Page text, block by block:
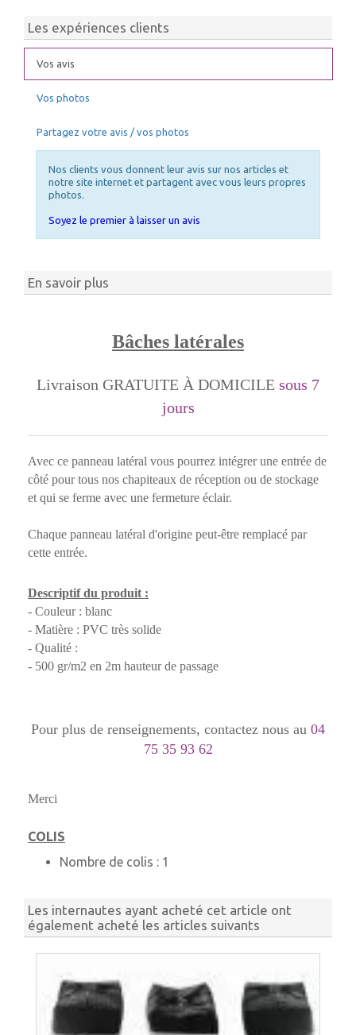
Les expériences clients
Vos avis
Vos photos
Partagez votre avis / vos photos
Nos clients vous donnent leur avis sur nos articles et
notre site internet et partagent avec vous leurs propres
photos.
Soyez le premier à laisser un avis
En savoir plus
Bâches latérales
Livraison GRATUITE À DOMICILE sous 7
jours
Avec ce panneau latéral vous pourrez intégrer une entrée de
côté pour tous nos chapiteaux de réception ou de stockage
et qui se ferme avec une fermeture éclair.
Chaque panneau latéral d'origine peut-être remplacé par
cette entrée.
Descriptif du produit :
- Couleur : blanc
- Matière : PVC très solide
- Qualité :
- 500 gr/m2 en 2m hauteur de passage
Pour plus de renseignements, contactez nous au 04
75 35 93 62
Merci
COLIS
Nombre de colis : 1
Les internautes ayant acheté cet article ont
également acheté les articles suivants